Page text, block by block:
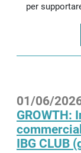
per
01/06/
GROWTH:
IBG CLUB